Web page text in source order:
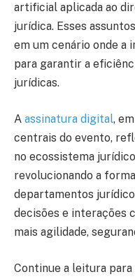
artificial aplicada ao
jurídica. Esses
em um cenário onde a
para garantir a
jurídicas.
A assinatura digital,
centrais do evento,
no ecossistema
revolucionando a
departamentos
decisões e interações
mais agilidade,
Continue a leitura